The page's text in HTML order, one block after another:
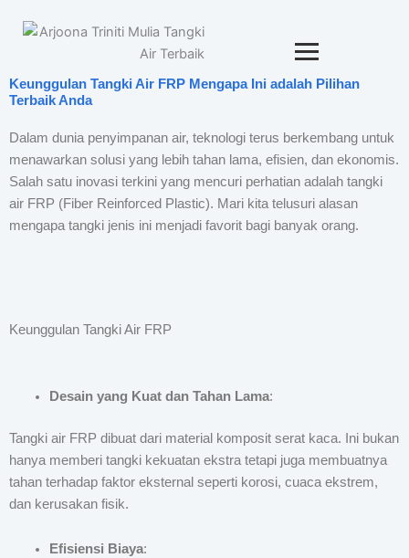
Keunggulan Tangki Air FRP Mengapa Ini adalah Pilihan
Terbaik Anda
Dalam dunia penyimpanan air, teknologi terus berkembang untuk
menawarkan solusi yang lebih tahan lama, efisien, dan ekonomis.
Salah satu inovasi terkini yang mencuri perhatian adalah tangki
air FRP (Fiber Reinforced Plastic). Mari kita telusuri alasan
mengapa tangki jenis ini menjadi favorit bagi banyak orang.
Keunggulan Tangki Air FRP
Desain yang Kuat dan Tahan Lama:
Tangki air FRP dibuat dari material komposit serat kaca. Ini bukan
hanya memberi tangki kekuatan ekstra tetapi juga membuatnya
tahan terhadap faktor eksternal seperti korosi, cuaca ekstrem,
dan kerusakan fisik.
Efisiensi Biaya: